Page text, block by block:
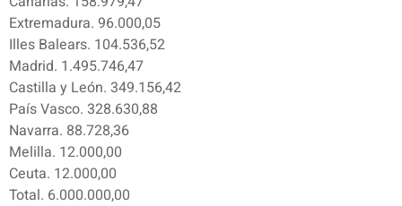
Extremadura. 96.000,05
Illes Balears. 104.536,52
Madrid. 1.495.746,47
Castilla y León. 349.156,42
País Vasco. 328.630,88
Navarra. 88.728,36
Melilla. 12.000,00
Ceuta. 12.000,00
Total. 6.000.000,00